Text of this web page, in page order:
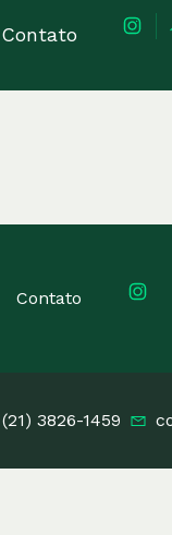
Contato
Contato
(21) 3826-1459